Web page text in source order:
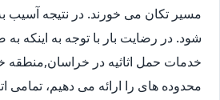
مسیر تکان می خورند. در نتیجه آسیب
شود. در رضایت بار با توجه به اینکه
خدمات حمل اثاثیه در خراسان,منطقه
محدوده های را ارائه می دهیم، تمامی